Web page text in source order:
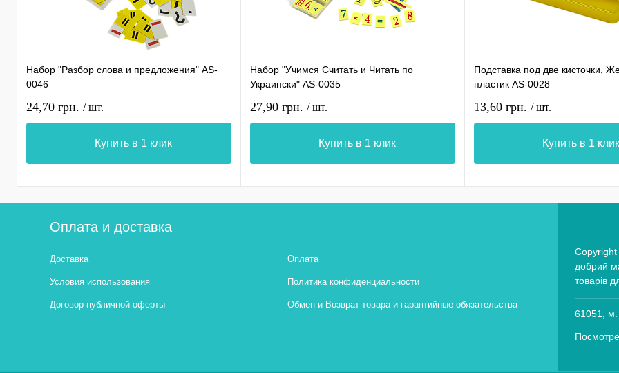
Набор "Разбор слова и предложения" AS-
0046
24,70 грн. / шт.
Купить в 1 клик
Набор "Учимся Считать и Читать по
Украински" AS-0035
27,90 грн. / шт.
Купить в 1 клик
Подставка под две кисточки,
пластик AS-0028
13,60 грн. / шт.
Купить в 1 клик
Оплата и доставка
Доставка Оплата
Условия использования Политика конфиденциальности
Договор публичной оферты Обмен и Возврат товара и гарантийные обязательства
добрий
товарів
61051, м.